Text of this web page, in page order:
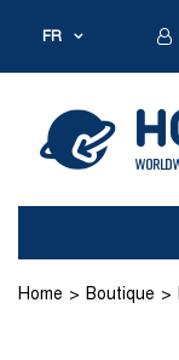
FR
Home Boutique